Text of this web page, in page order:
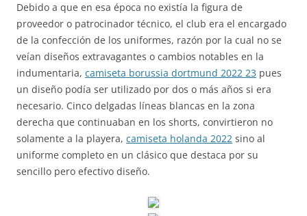
Debido a que en esa época no existía la figura de
proveedor o patrocinador técnico, el club era el encargado
de la confección de los uniformes, razón por la cual no se
veían diseños extravagantes o cambios notables en la
indumentaria, camiseta borussia dortmund 2022 23 pues
un diseño podía ser utilizado por dos o más años si era
necesario. Cinco delgadas líneas blancas en la zona
derecha que continuaban en los shorts, convirtieron no
solamente a la playera, camiseta holanda 2022 sino al
uniforme completo en un clásico que destaca por su
sencillo pero efectivo diseño.